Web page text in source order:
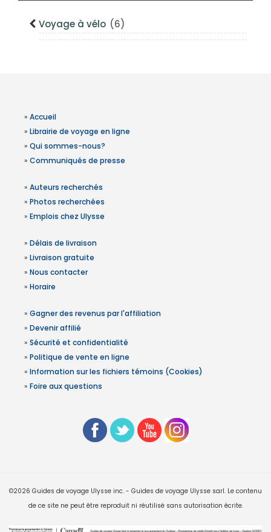
Voyage à vélo (6)
» Accueil
» Librairie de voyage en ligne
» Qui sommes-nous?
» Communiqués de presse
» Auteurs recherchés
» Photos recherchées
» Emplois chez Ulysse
» Délais de livraison
» Livraison gratuite
» Nous contacter
» Horaire
» Gagner des revenus par l'affiliation
» Devenir affilié
» Sécurité et confidentialité
» Politique de vente en ligne
» Information sur les fichiers témoins (Cookies)
» Foire aux questions
©2026 Guides de voyage Ulysse inc. - Guides de voyage Ulysse sarl. Le contenu
de ce site ne peut être reproduit ni réutilisé sans autorisation écrite.